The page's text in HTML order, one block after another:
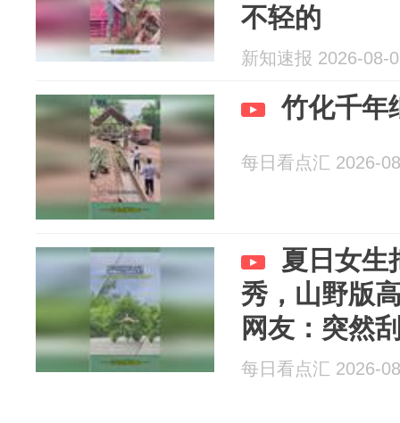
不轻的
新知速报 2026-08-
竹化千年
每日看点汇 2026-
夏日女生
秀，山野版
网友：突然
跑啊
每日看点汇 2026-